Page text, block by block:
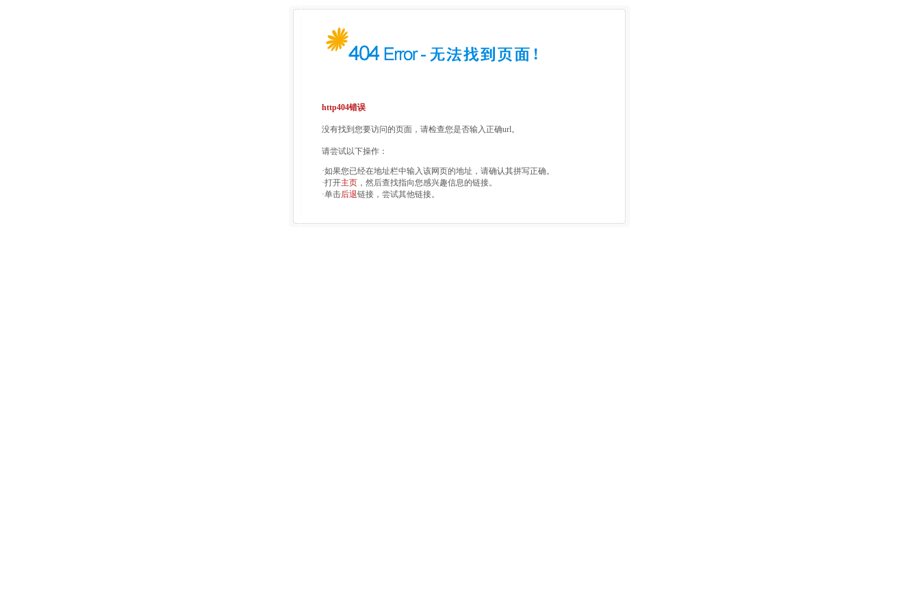
http404错误
没有找到您要访问的页面，请检查您是否输入正确url。
请尝试以下操作：
·如果您已经在地址栏中输入该网页的地址，请确认其拼写正确。
·打开主页 ，然后查找指向您感兴趣信息的链接。
·单击后退链接，尝试其他链接。